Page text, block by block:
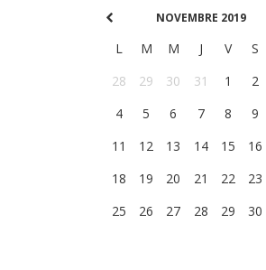
NOVEMBRE 2019
L M M J V S
28
29 30 31 1 2
4
5 6 7 8 9
11
12 13 14 15 16
18
19 20 21 22 23
25
26 27 28 29 30